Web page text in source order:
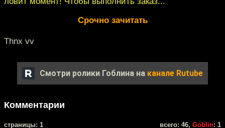
Срочно зачитать
Thnx vv
Смотри ролики Гоблина на канале Rutube
Комментарии
cтраницы: 1 всего: 46, Goblin: 1